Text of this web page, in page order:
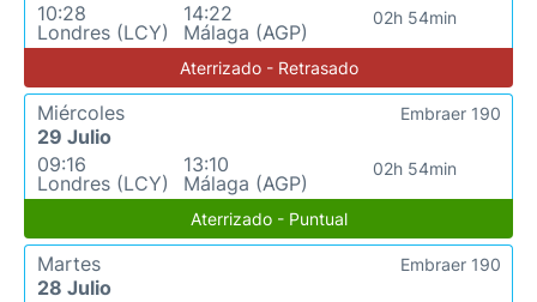
10:28
Londres (LCY)
14:22
Málaga (AGP)
02h 54min
Aterrizado - Retrasado
Miércoles
29 Julio
09:16
Londres (LCY)
13:10
Málaga (AGP)
02h 54min
Embraer 190
Aterrizado - Puntual
Martes
28 Julio
Embraer 190